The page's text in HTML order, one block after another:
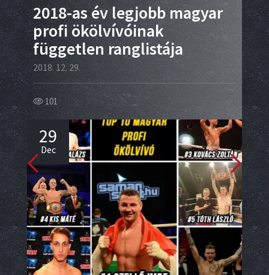
2018-as év legjobb magyar
profi ökölvívóinak
független ranglistája
2018. 12. 29.
101
29
Dec